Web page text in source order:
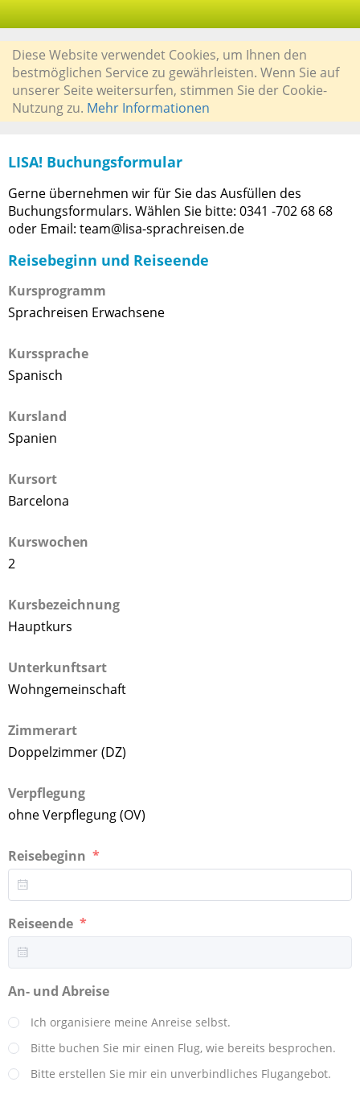
Diese Website verwendet Cookies, um Ihnen den
bestmöglichen Service zu gewährleisten. Wenn Sie auf
unserer Seite weitersurfen, stimmen Sie der Cookie-
Nutzung zu. Mehr Informationen
LISA! Buchungsformular
Gerne übernehmen wir für Sie das Ausfüllen des
Buchungsformulars. Wählen Sie bitte: 0341 -702 68 68
oder Email: team@lisa-sprachreisen.de
Reisebeginn und Reiseende
Kursprogramm
Sprachreisen Erwachsene
Kurssprache
Spanisch
Kursland
Spanien
Kursort
Barcelona
Kurswochen
2
Kursbezeichnung
Hauptkurs
Unterkunftsart
Wohngemeinschaft
Zimmerart
Doppelzimmer (DZ)
Verpflegung
ohne Verpflegung (OV)
Reisebeginn
Reiseende
An- und Abreise
Ich organisiere meine Anreise selbst.
Bitte buchen Sie mir einen Flug, wie bereits besprochen.
Bitte erstellen Sie mir ein unverbindliches Flugangebot.